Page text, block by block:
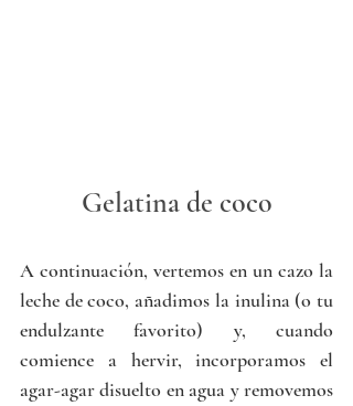
Gelatina de coco
A continuación, vertemos en un cazo la
leche de coco, añadimos la inulina (o tu
endulzante favorito) y, cuando
comience a hervir, incorporamos el
agar-agar disuelto en agua y removemos